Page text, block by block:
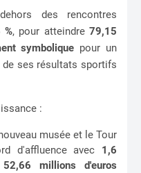
des rencontres
%, pour atteindre 79,15
symbolique pour un
ses résultats sportifs
:
musée et le Tour
d'affluence avec 1,6
52,66 millions d'euros